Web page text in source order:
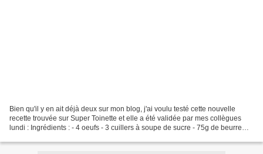
Bien qu'il y en ait déjà deux sur mon blog, j'ai voulu testé cette nouvelle
recette trouvée sur Super Toinette et elle a été validée par mes collègues
lundi : Ingrédients : - 4 oeufs - 3 cuillers à soupe de sucre - 75g de beurre